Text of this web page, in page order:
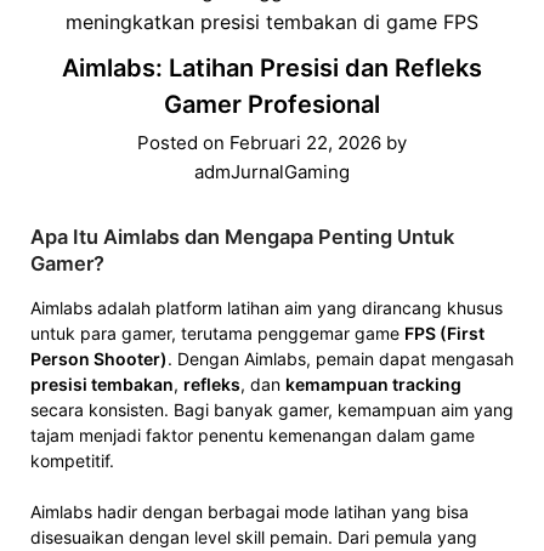
Aimlabs: Latihan Presisi dan Refleks
Gamer Profesional
Posted on Februari 22, 2026 by
admJurnalGaming
Apa Itu Aimlabs dan Mengapa Penting Untuk
Gamer?
Aimlabs adalah platform latihan aim yang dirancang khusus
untuk para gamer, terutama penggemar game FPS (First
Person Shooter). Dengan Aimlabs, pemain dapat mengasah
presisi tembakan, refleks, dan kemampuan tracking
secara konsisten. Bagi banyak gamer, kemampuan aim yang
tajam menjadi faktor penentu kemenangan dalam game
kompetitif.
Aimlabs hadir dengan berbagai mode latihan yang bisa
disesuaikan dengan level skill pemain. Dari pemula yang